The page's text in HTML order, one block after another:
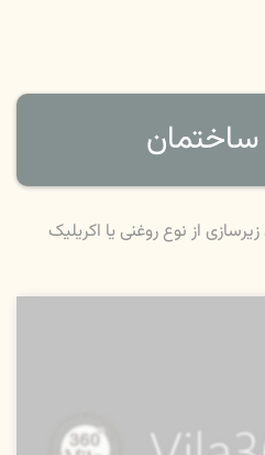
از نوع روغنی یا اکریلیک